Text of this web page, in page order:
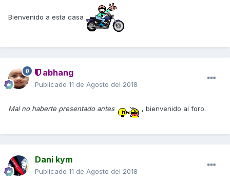
Bienvenido a esta casa
abhang
Publicado 11 de Agosto del 2018
Mal no haberte presentado antes , bienvenido al foro.
Dani kym
Publicado 11 de Agosto del 2018